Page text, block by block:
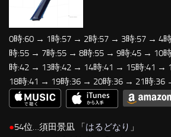
0時:60 → 1時:57 → 2時:57 → 3時:57 → 4
時:55 → 7時:55 → 8時:55 → 9時:45 → 10
時:42 → 13時:42 → 14時:41 → 15時:41 →
18時:41 → 19時:36 → 20時:36 → 21時:36
●54位…須田景凪 「はるどなり 」